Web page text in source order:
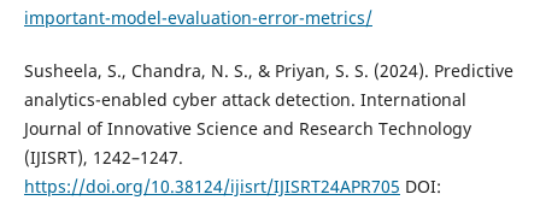
important-model-evaluation-error-metrics/
Susheela, S., Chandra, N. S., & Priyan, S. S. (2024). Predictive
analytics-enabled cyber attack detection. International
Journal of Innovative Science and Research Technology
(IJISRT), 1242–1247.
https://doi.org/10.38124/ijisrt/IJISRT24APR705 DOI: